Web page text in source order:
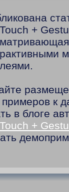
+
примеров к
в блоге
+